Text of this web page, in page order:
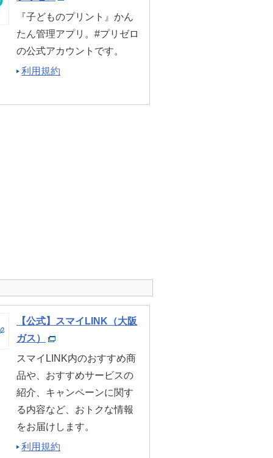
『子どものプリント』かん
たん管理アプリ。#プリゼロ
の公式アカウントです。
利用規約
【公式】スマイLINK（大阪
ガス）
スマイLINK内のおすすめ商
品や、おすすめサービスの
紹介、キャンペーンに関す
る内容など、おトクな情報
をお届けします。
利用規約